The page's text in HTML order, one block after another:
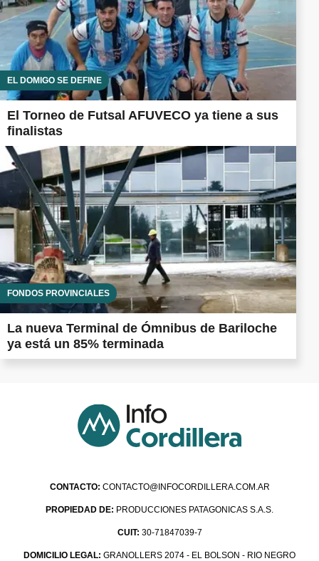
EL DOMIGO SE DEFINE
El Torneo de Futsal AFUVECO ya tiene a sus
finalistas
FONDOS PROVINCIALES
La nueva Terminal de Ómnibus de Bariloche
ya está un 85% terminada
CONTACTO: CONTACTO@INFOCORDILLERA.COM.AR
PROPIEDAD DE: PRODUCCIONES PATAGONICAS S.A.S.
CUIT: 30-71847039-7
DOMICILIO LEGAL: GRANOLLERS 2074 - EL BOLSON - RIO NEGRO